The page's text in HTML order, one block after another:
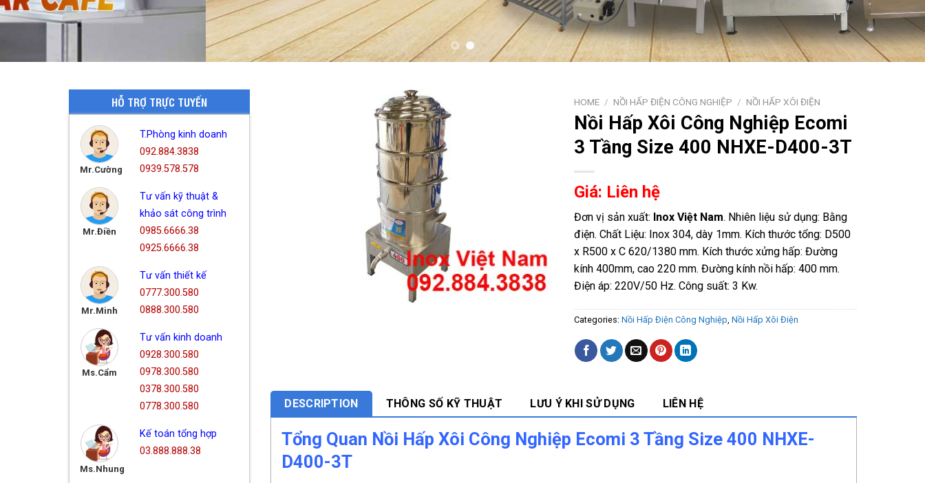
HỖ TRỢ TRỰC TUYẾN
Mr.Cường
T.Phòng kinh doanh
092.884.3838
0939.578.578
Mr.Điền
Tư vấn kỹ thuật &
khảo sát công trình
0985.6666.38
0925.6666.38
Mr.Minh
Tư vấn thiết kế
0777.300.580
0888.300.580
Ms.Cẩm
Tư vấn kinh doanh
0928.300.580
0978.300.580
0378.300.580
0778.300.580
Ms.Nhung
Kế toán tổng hợp
03.888.888.38
HOME / NỒI HẤP ĐIỆN CÔNG NGHIỆP / NỒI HẤP XÔI ĐIỆN
Nồi Hấp Xôi Công Nghiệp Ecomi
3 Tầng Size 400 NHXE-D400-3T
Giá: Liên hệ
Đơn vị sản xuất: Inox Việt Nam. Nhiên liệu sử dụng: Bằng
điện. Chất Liệu: Inox 304, dày 1mm. Kích thước tổng: D500
x R500 x C 620/1380 mm. Kích thước xửng hấp: Đường
kính 400mm, cao 220 mm. Đường kính nồi hấp: 400 mm.
Điện áp: 220V/50 Hz. Công suất: 3 Kw.
Categories: Nồi Hấp Điện Công Nghiệp, Nồi Hấp Xôi Điện
DESCRIPTION THÔNG SỐ KỸ THUẬT LƯU Ý KHI SỬ DỤNG LIÊN HỆ
Tổng Quan Nồi Hấp Xôi Công Nghiệp Ecomi 3 Tầng Size 400 NHXE-
D400-3T